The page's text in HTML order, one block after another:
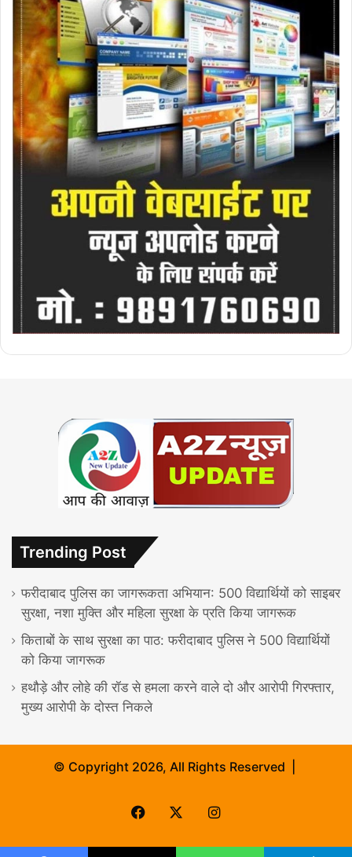
Trending Post
फरीदाबाद पुलिस का जागरूकता अभियान: 500 विद्यार्थियों को साइबर
सुरक्षा, नशा मुक्ति और महिला सुरक्षा के प्रति किया जागरूक
किताबों के साथ सुरक्षा का पाठ: फरीदाबाद पुलिस ने 500 विद्यार्थियों
को किया जागरूक
हथौड़े और लोहे की रॉड से हमला करने वाले दो और आरोपी गिरफ्तार,
मुख्य आरोपी के दोस्त निकले
© Copyright 2026, All Rights Reserved |
Facebook Instagram